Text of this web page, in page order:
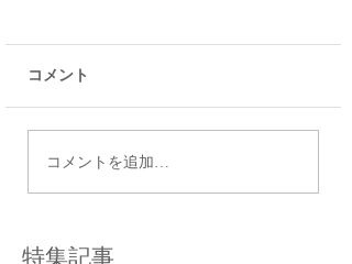
令和9年度都立高校入試
コメント
コメントを追加…
特集記事